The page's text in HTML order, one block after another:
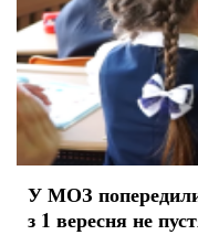
У МОЗ
з 1 вересня не